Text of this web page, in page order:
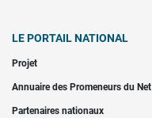
LE PORTAIL NATIONAL
Projet
Annuaire des Promeneurs du Net
Partenaires nationaux